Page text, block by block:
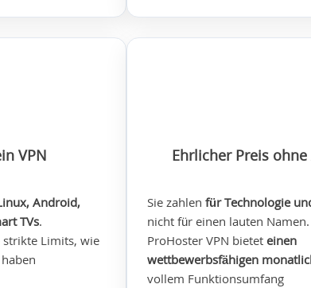
VPN
Android,
TVs.
strikte Limits, wie
Ehrlicher Preis ohne
Sie zahlenfür Technologie
nicht für einen lauten Namen.
ProHoster VPN bieteteinen
wettbewerbsfähigen
vollem Funktionsumfang